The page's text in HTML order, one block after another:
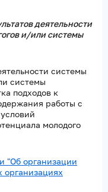
деятельности
и/или системы
системы
системы
подходов к
работы с
молодого
"Об организации
организациях